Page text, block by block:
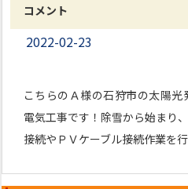
コメント
2022-02-23
こちらのＡ様の石狩市の太陽
電気工事です！除雪から始まり
接続やＰＶケーブル接続作業を